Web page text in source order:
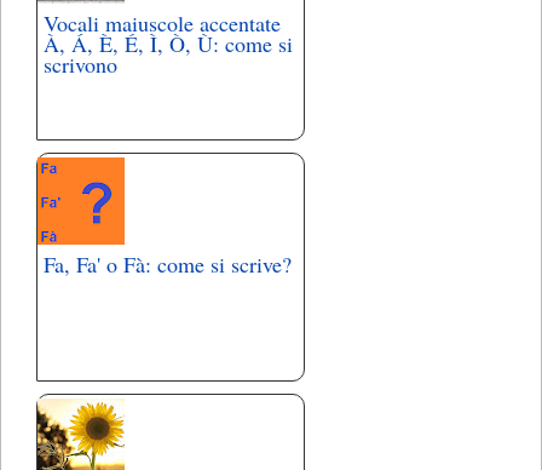
Vocali maiuscole accentate
À, Á, È, É, Ì, Ò, Ù: come si
scrivono
Fa, Fa' o Fà: come si scrive?